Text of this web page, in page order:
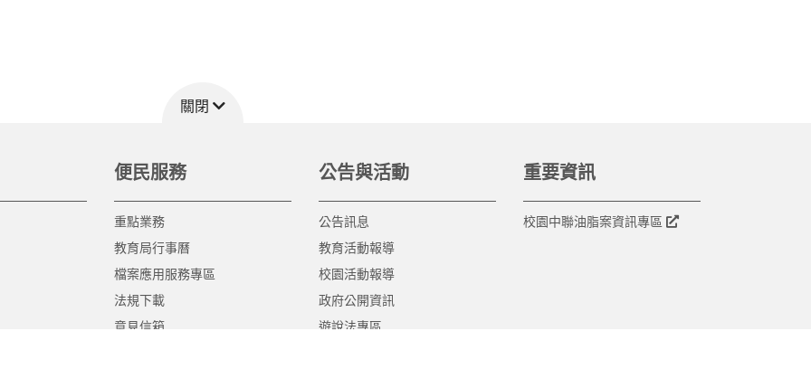
關閉
便民服務
重點業務
教育局行事曆
檔案應用服務專區
法規下載
意見信箱
公告與活動
公告訊息
教育活動報導
校園活動報導
政府公開資訊
遊說法專區
重要資訊
校園中聯油脂案資訊專區